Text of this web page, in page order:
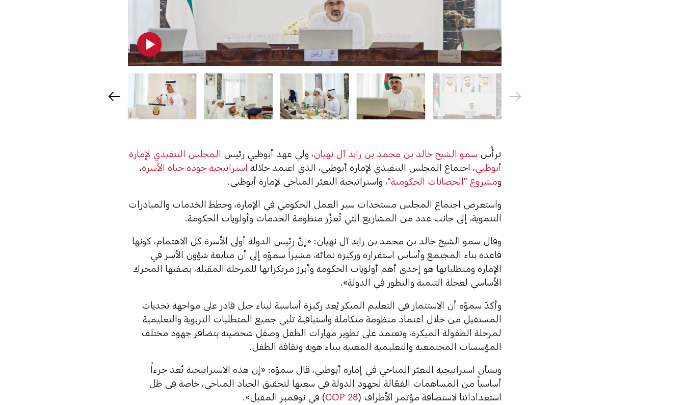
ترأَّس سمو الشيخ خالد بن محمد بن زايد آل نهيان، ولي عهد أبوظبي رئيس المجلس التنفيذي لإمارة
أبوظبي، اجتماع المجلس التنفيذي لإمارة أبوظبي، الذي اعتمد خلاله استراتيجية جودة حياة الأسرة،
ومشروع "الحضانات الحكومية"، واستراتيجية التغيّر المناخي لإمارة أبوظبي.
واستعرض اجتماع المجلس مستجدات سير العمل الحكومي في الإمارة، وخطط الخدمات والمبادرات
التنموية، إلى جانب عدد من المشاريع التي تُعزِّز منظومة الخدمات وأولويات الحكومة.
وقال سمو الشيخ خالد بن محمد بن زايد آل نهيان: «إنَّ رئيس الدولة أولى الأسرة كل الاهتمام، كونها
قاعدة بناء المجتمع وأساس استقراره وركيزة نمائه، مشيراً سموّه إلى أن متابعة شؤون الأسر في
الإمارة ومتطلباتها هو إحدى أهم أولويات الحكومة وأبرز مرتكزاتها للمرحلة المقبلة، بصفتها المحرك
الأساسي لعجلة التنمية والتطور في الدولة».
وأكدّ سموّه أن الاستثمار في التعليم المبكر يُعد ركيزة أساسية لبناء جيل قادر على مواجهة تحديات
المستقبل من خلال اعتماد منظومة متكاملة واستباقية تلبي جميع المتطلبات التربوية والتعليمية
لمرحلة الطفولة المبكرة، وتعتمد على تطوير مهارات الطفل وصقل شخصيته بتضافر جهود مختلف
المؤسسات المجتمعية والتعليمية المعنية ببناء هوية وثقافة الطفل.
وبشأن استراتيجية التغيّر المناخي في إمارة أبوظبي، قال سموّه: «إن هذه الاستراتيجية تُعد جزءاً
أساسياً من المساهمات الفعّالة لجهود الدولة في سعيها لتحقيق الحياد المناخي، خاصة في ظل
استعداداتنا لاستضافة مؤتمر الأطراف (COP 28) في نوفمبر المقبل».